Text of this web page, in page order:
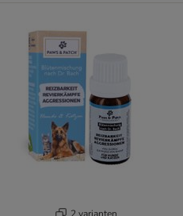
2 varianten